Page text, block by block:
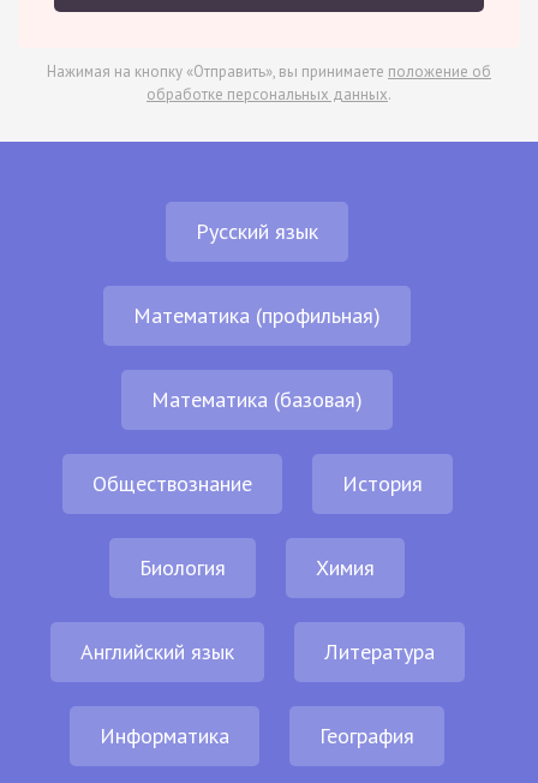
Нажимая на кнопку «Отправить», вы принимаете положение об
обработке персональных данных.
Русский язык
Математика (профильная)
Математика (базовая)
Обществознание История
Биология Химия
Английский язык Литература
Информатика География